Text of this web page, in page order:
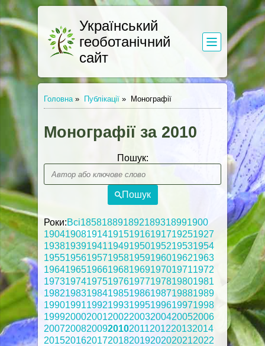
Український
геоботанічний
сайт
Головна » Публікації » Монографії
Монографії за 2010
Пошук:
Пошук
Роки:Всі185818891892189318991900
19041908191419151916191719251927
19381939194119491950195219531954
19551956195719581959196019621963
19641965196619681969197019711972
19731974197519761977197819801981
19821983198419851986198719881989
19901991199219931995199619971998
19992000200120022003200420052006
20072008200920102011201220132014
20152016201720182019202020212022